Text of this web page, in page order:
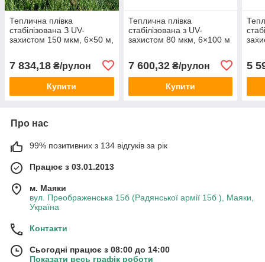
Теплична плівка
стабілізована З UV-
захистом 150 мкм, 6×50 м,
7 834,18 ₴/рулон
Купити
Теплична плівка
стабілізована з UV-
захистом 80 мкм, 6×100 м
7 600,32₴/рулон
Купити
5
Про нас
99% позитивних з 134 відгуків за рік
Працює з 03.01.2013
м. Маяки
вул. Преображенська 15б (Радянської армії 15б ), Маяки,
Україна
Контакти
Сьогодні працює з 08:00 до 14:00
Показати весь графік роботи